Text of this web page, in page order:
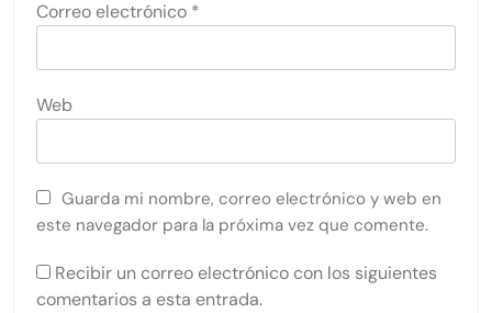
Correo electrónico *
Web
Guarda mi nombre, correo electrónico y web en
este navegador para la próxima vez que comente.
Recibir un correo electrónico con los siguientes
comentarios a esta entrada.